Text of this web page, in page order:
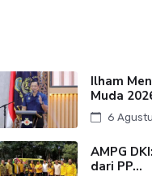
Ilham
Muda
6
AMPG
dari PP...